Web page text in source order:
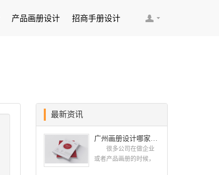
产品画册设计 招商手册设计
最新资讯
广州画册设计哪家公司好？我们推荐古柏品牌设计
很多公司在做企业
或者产品画册的时候，